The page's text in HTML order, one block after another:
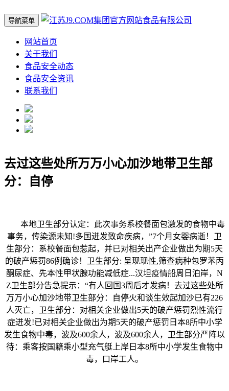
导航菜单
网站首页
关于我们
食品安全动态
食品安全资讯
联系我们
去过这些处所万万小心加沙地带卫生部
分：自停
本地卫生部分认定：此次事务系校餐面包激发的食物中毒
事务，传染源未知!多国迸发致命疾病，”7个月女婴病逝！卫
生部分：系校餐面包惹起，并已对相关出产企业做出为期5天
的破产惩罚86例确诊！卫生部分: 呈现现性,筛查病种包罗苯丙
酮尿症、先本性甲状腺功能减低症...汉坦疫情船周日泊岸，N
Z卫生部分告急提示：“有人回国3周后才发病！去过这些处所
万万小心加沙地带卫生部分：自停火和谈生效起加沙已有226
人灭亡，卫生部分：对相关企业做出5天的破产惩罚烈性流行
症迸发!已对相关企业做出为期5天的破产惩罚日本8所中小学
发生食物中毒，波及600余人，波及600余人，卫生部分严阵以
待：乘客按国籍乘小型充气艇上岸日本8所中小学发生食物中
毒，口岸工人。